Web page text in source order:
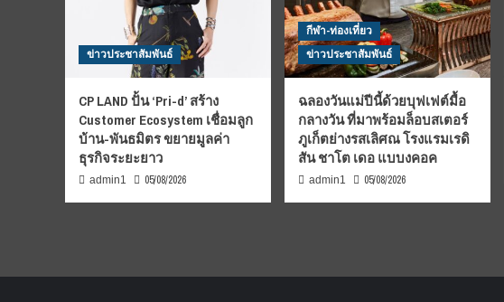
ข่าวประชาสัมพันธ์
CP LAND ปั้น ‘Pri-d’ สร้าง
Customer Ecosystem เชื่อมลูก
บ้าน-พันธมิตร ขยายมูลค่า
ธุรกิจระยะยาว
admin1 05/08/2026
กีฬา-ท่องเที่ยว
ข่าวประชาสัมพันธ์
ฉลองวันแม่ปีนี้ด้วยบุฟเฟต์มื้อ
กลางวัน ที่มาพร้อมล็อบสเตอร์
ภูเก็ตย่างรสเลิศณ โรงแรมเรดิ
สัน ชาโต เดอ แบบงคอค
admin1 05/08/2026